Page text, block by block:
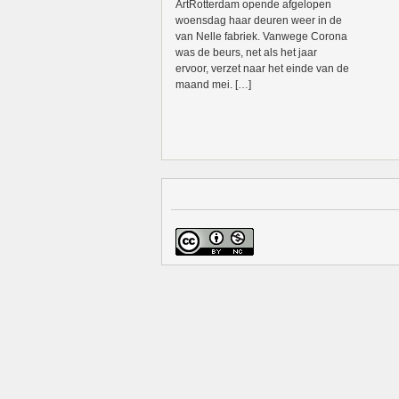
ArtRotterdam opende afgelopen
woensdag haar deuren weer in de
van Nelle fabriek. Vanwege Corona
was de beurs, net als het jaar
ervoor, verzet naar het einde van de
maand mei. […]